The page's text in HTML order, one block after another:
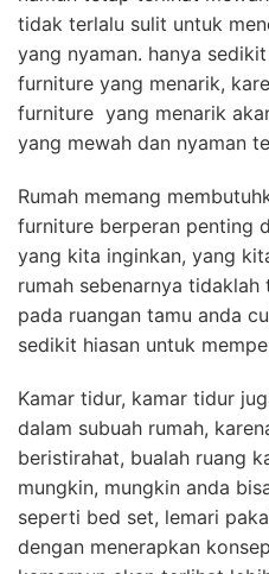
tidak terlalu sulit untuk
yang nyaman. hanya
furniture yang menarik,
furniture yang menarik
yang mewah dan nyaman
Rumah memang
furniture berperan penting
yang kita inginkan, yang
rumah sebenarnya
pada ruangan tamu anda
sedikit hiasan untuk
Kamar tidur, kamar tidur
dalam subuah rumah,
beristirahat, bualah ruang
mungkin, mungkin anda
seperti bed set, lemari
dengan menerapkan